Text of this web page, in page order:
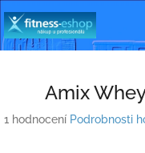
na
obsah
Amix
Průměrné
1 hodnocení Podrobnosti